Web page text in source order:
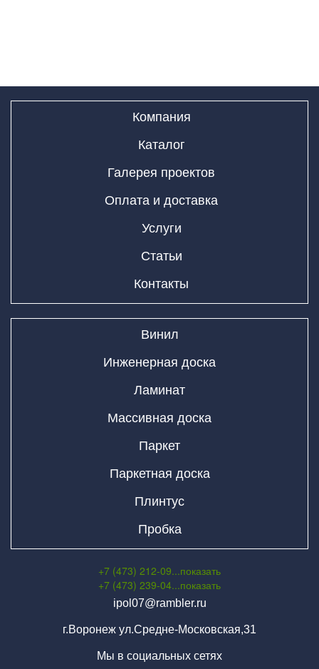
Компания
Каталог
Галерея проектов
Оплата и доставка
Услуги
Статьи
Контакты
Винил
Инженерная доска
Ламинат
Массивная доска
Паркет
Паркетная доска
Плинтус
Пробка
+7 (473) 212-09...показать
+7 (473) 239-04...показать
ipol07@rambler.ru
г.Воронеж ул.Средне-Московская,31
Мы в социальных сетях